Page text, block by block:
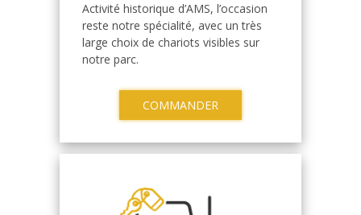
Activité historique d’AMS, l’occasion
reste notre spécialité, avec un très
large choix de chariots visibles sur
notre parc.
COMMANDER